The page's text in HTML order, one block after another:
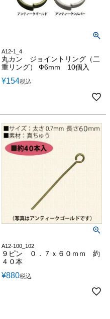
A12-1_4
丸カン ジョイントリング（二
重リング） Ф6mm 10個入
¥154税込
A12-100_102
９ピン ０．７ｘ６０ｍｍ 約
４０本
¥880税込